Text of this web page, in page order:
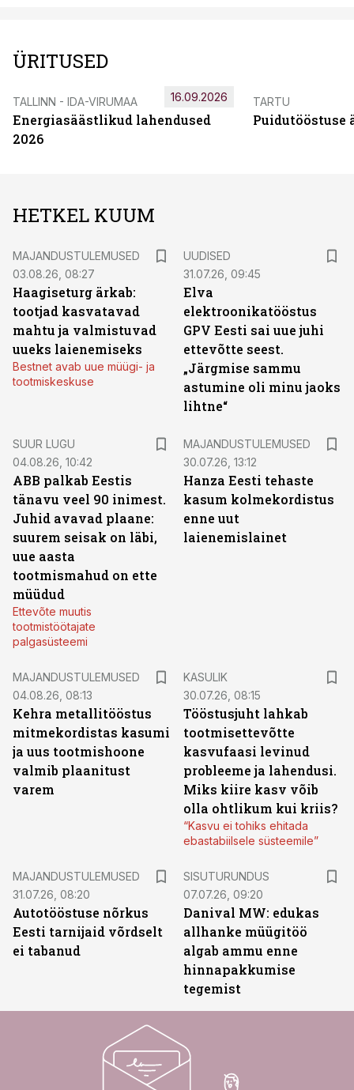
ÜRITUSED
TALLINN - IDA-VIRUMAA
Energiasäästlikud lahendused
2026
16.09.2026 TARTU
Puidutööstuse
HETKEL KUUM
MAJANDUSTULEMUSED
03.08.26, 08:27
Haagiseturg ärkab:
tootjad kasvatavad
mahtu ja valmistuvad
uueks laienemiseks
Bestnet avab uue müügi- ja
tootmiskeskuse
UUDISED
31.07.26, 09:45
Elva
elektroonikatööstus
GPV Eesti sai uue juhi
ettevõtte seest.
„Järgmise sammu
astumine oli minu jaoks
lihtne“
SUUR LUGU
04.08.26, 10:42
ABB palkab Eestis
tänavu veel 90 inimest.
Juhid avavad plaane:
suurem seisak on läbi,
uue aasta
tootmismahud on ette
müüdud
Ettevõte muutis
tootmistöötajate
palgasüsteemi
MAJANDUSTULEMUSED
30.07.26, 13:12
Hanza Eesti tehaste
kasum kolmekordistus
enne uut
laienemislainet
MAJANDUSTULEMUSED
04.08.26, 08:13
Kehra metallitööstus
mitmekordistas kasumi
ja uus tootmishoone
valmib plaanitust
varem
KASULIK
30.07.26, 08:15
Tööstusjuht lahkab
tootmisettevõtte
kasvufaasi levinud
probleeme ja lahendusi.
Miks kiire kasv võib
olla ohtlikum kui kriis?
“Kasvu ei tohiks ehitada
ebastabiilsele süsteemile”
MAJANDUSTULEMUSED
31.07.26, 08:20
Autotööstuse nõrkus
Eesti tarnijaid võrdselt
ei tabanud
SISUTURUNDUS
07.07.26, 09:20
Danival MW: edukas
allhanke müügitöö
algab ammu enne
hinnapakkumise
tegemist